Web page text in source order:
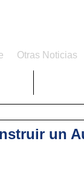
Otras Noticias
un